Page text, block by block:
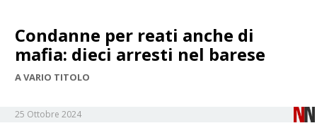
Condanne per reati anche di
mafia: dieci arresti nel barese
A VARIO TITOLO
25 Ottobre 2024